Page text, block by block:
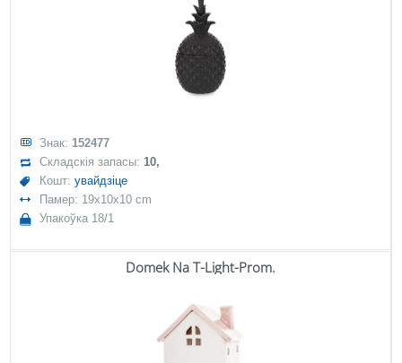
Знак: 152477
Складскія запасы:10,
Кошт:увайдзіце
Памер: 19x10x10 cm
Упакоўка 18/1
Domek Na T-Light-Prom.